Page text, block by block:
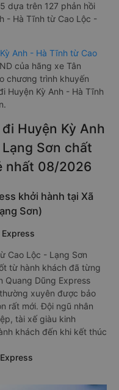
dựa trên 127 phản hồi
- Hà Tĩnh từ Cao Lộc -
Anh - Hà Tĩnh từ Cao
của hãng xe Tân
chương trình khuyến
Huyện Kỳ Anh - Hà Tĩnh
Huyện Kỳ Anh
Sơn chất
nhất 08/2026
khởi hành tại Xã
Sơn)
Cao Lộc - Lạng Sơn
từ hành khách đã từng
Quang Dũng Express
xuyên được bảo
rất mới. Đội ngũ nhân
tài xế giàu kinh
khách đến khi kết thúc